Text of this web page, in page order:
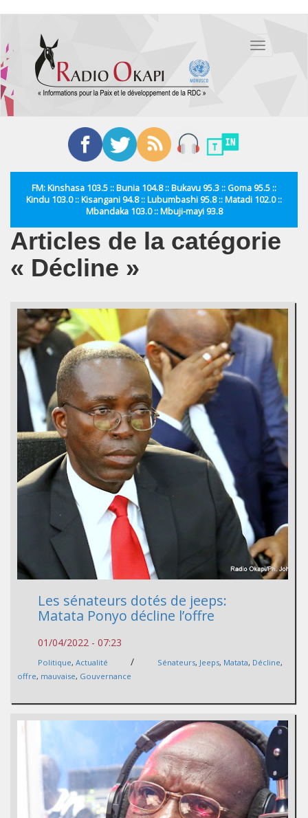
contenu
principal
Toggle
FM: Kinshasa 103.5 :: Bunia 104.8 :: Bukavu 95.3 :: Goma 95.5 ::
Kindu 103.0 :: Kisangani 94.8 :: Lubumbashi 95.8 :: Matadi 102.0 ::
Mbandaka 103.0 :: Mbuji-mayi 93.8
Articles de la catégorie
« Décline »
Les sénateurs dotés de jeeps:
Matata Ponyo décline l’offre
01/04/2022 - 07:23
Politique, Actualité / Sénateurs, Jeeps, Matata, Décline,
offre, mauvaise, Gouvernance